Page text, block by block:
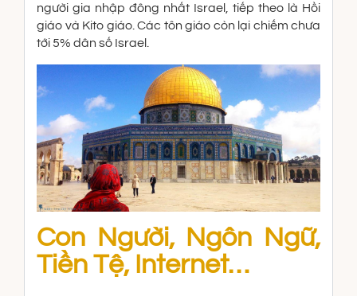
người gia nhập đông nhất Israel, tiếp theo là Hồi
giáo và Kito giáo. Các tôn giáo còn lại chiếm chưa
tới 5% dân số Israel.
Con Người, Ngôn Ngữ,
Tiền Tệ, Internet…